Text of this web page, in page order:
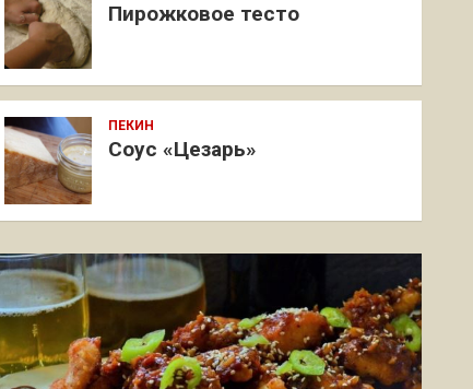
Пирожковое тесто
ПЕКИН
Соус «Цезарь»